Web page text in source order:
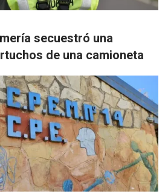
secuestró una
de una camioneta